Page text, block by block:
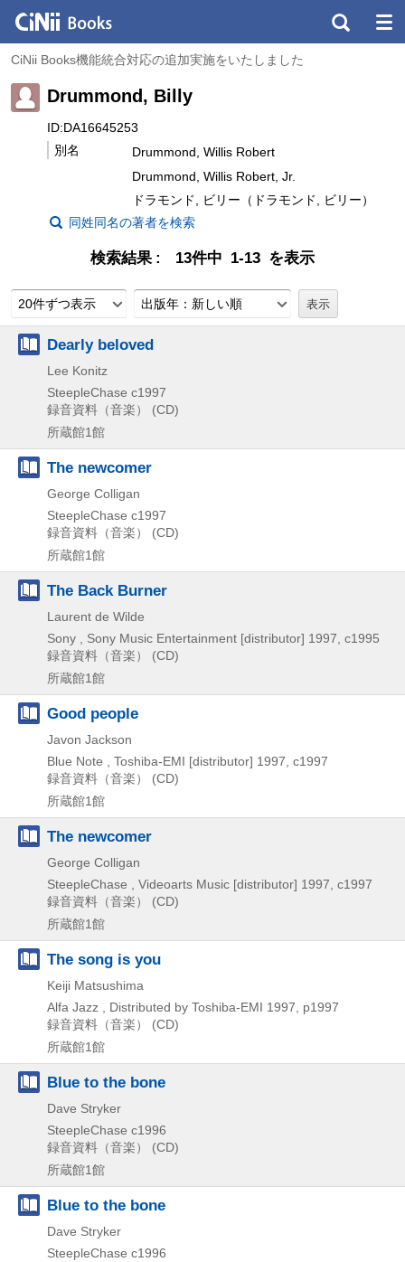
CiNii Books機能統合対応の追加実施をいたしました
Drummond, Billy
ID:DA16645253
別名
Drummond, Willis Robert
Drummond, Willis Robert, Jr.
ドラモンド, ビリー（ドラモンド, ビリー）
同姓同名の著者を検索
検索結果 13件中 1-13 を表示
20件ずつ表示 出版年：新しい順
Dearly beloved
Lee Konitz
SteepleChase c1997
録音資料（音楽） (CD)
所蔵館1館
The newcomer
George Colligan
SteepleChase c1997
録音資料（音楽） (CD)
所蔵館1館
The Back Burner
Laurent de Wilde
Sony , Sony Music Entertainment [distributor] 1997, c1995
録音資料（音楽） (CD)
所蔵館1館
Good people
Javon Jackson
Blue Note , Toshiba-EMI [distributor] 1997, c1997
録音資料（音楽） (CD)
所蔵館1館
The newcomer
George Colligan
SteepleChase , Videoarts Music [distributor] 1997, c1997
録音資料（音楽） (CD)
所蔵館1館
The song is you
Keiji Matsushima
Alfa Jazz , Distributed by Toshiba-EMI 1997, p1997
録音資料（音楽） (CD)
所蔵館1館
Blue to the bone
Dave Stryker
SteepleChase c1996
録音資料（音楽） (CD)
所蔵館1館
Blue to the bone
Dave Stryker
SteepleChase c1996